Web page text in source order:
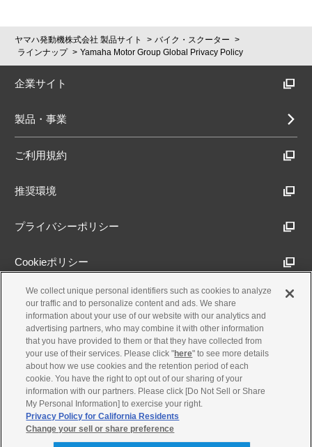
ヤマハ発動機株式会社 製品サイト
バイク・スクーター
ラインナップ
Yamaha Motor Group Global Privacy Policy
企業サイト
製品・事業
ご利用規約
推奨環境
プライバシーポリシー
Cookieポリシー
アクセシビリティ方針
古物営業法に基づく表示
製品・事業のお問合せ
We collect unique personal identifiers such as cookies to analyze
our traffic and to personalize content and ads. We share
information about your use of our website with our analytics and
advertising partners, who may combine it with other information
that you have provided to them or that they have collected from
your use of their services. Please click "here" to see more details
about how we use cookies and the retention period of each
cookie. You have the right to opt out of our sharing of your
information with our partners. Please click [Do Not Sell or Share
My Personal Information] to exercise your right.
Privacy Policy for California Residents
Change your sell or share preference